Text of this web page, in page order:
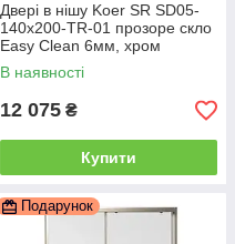
Двері в нішу Koer SR SD05-
140x200-TR-01 прозоре скло
Easy Clean 6мм, хром
(KR5406)
В наявності
12 075 ₴
Купити
Подарунок